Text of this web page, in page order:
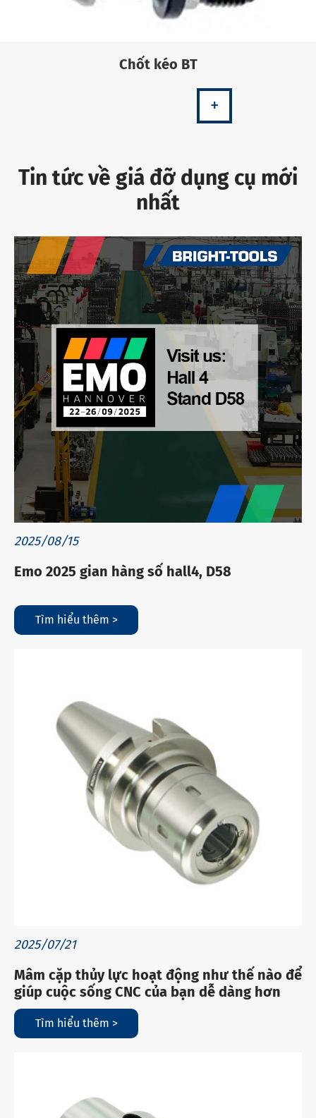
Chốt kéo BT
+
Tin tức về giá đỡ dụng cụ mới
nhất
2025/08/15
Emo 2025 gian hàng số hall4, D58
Tìm hiểu thêm >
2025/07/21
Mâm cặp thủy lực hoạt động như thế nào để
giúp cuộc sống CNC của bạn dễ dàng hơn
Tìm hiểu thêm >